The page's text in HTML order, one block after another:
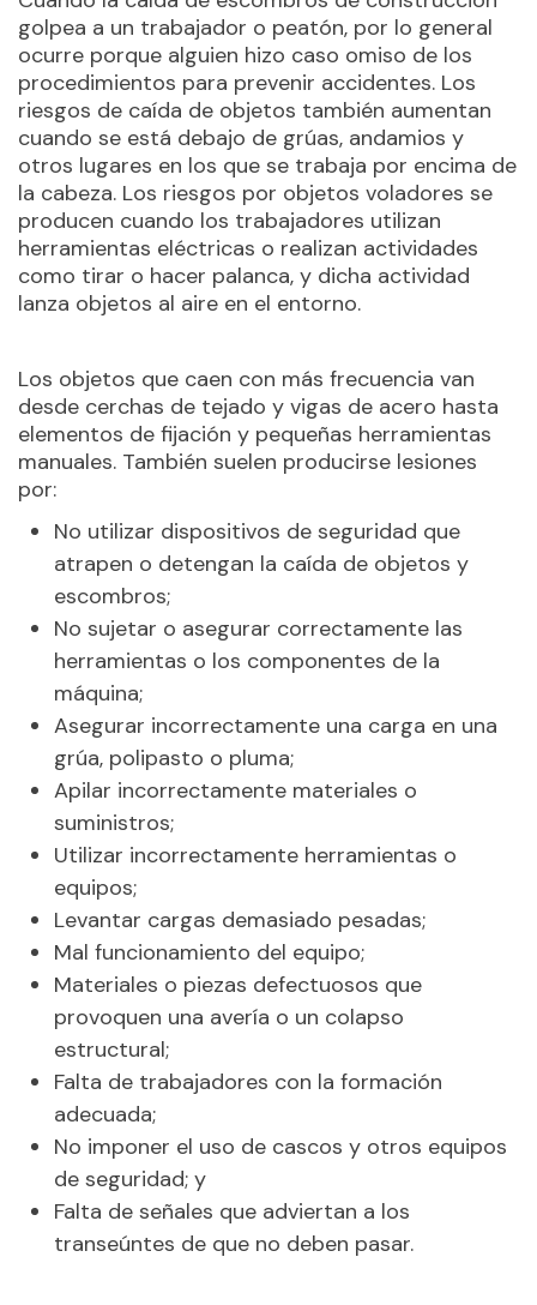
golpea a un trabajador o peatón, por lo general
ocurre porque alguien hizo caso omiso de los
procedimientos para prevenir accidentes. Los
riesgos de caída de objetos también aumentan
cuando se está debajo de grúas, andamios y
otros lugares en los que se trabaja por encima de
la cabeza. Los riesgos por objetos voladores se
producen cuando los trabajadores utilizan
herramientas eléctricas o realizan actividades
como tirar o hacer palanca, y dicha actividad
lanza objetos al aire en el entorno.
Los objetos que caen con más frecuencia van
desde cerchas de tejado y vigas de acero hasta
elementos de fijación y pequeñas herramientas
manuales. También suelen producirse lesiones
por:
No utilizar dispositivos de seguridad que
atrapen o detengan la caída de objetos y
escombros;
No sujetar o asegurar correctamente las
herramientas o los componentes de la
máquina;
Asegurar incorrectamente una carga en una
grúa, polipasto o pluma;
Apilar incorrectamente materiales o
suministros;
Utilizar incorrectamente herramientas o
equipos;
Levantar cargas demasiado pesadas;
Mal funcionamiento del equipo;
Materiales o piezas defectuosos que
provoquen una avería o un colapso
estructural;
Falta de trabajadores con la formación
adecuada;
No imponer el uso de cascos y otros equipos
de seguridad; y
Falta de señales que adviertan a los
transeúntes de que no deben pasar.